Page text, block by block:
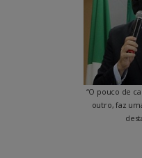
“O pouco de
outro, faz